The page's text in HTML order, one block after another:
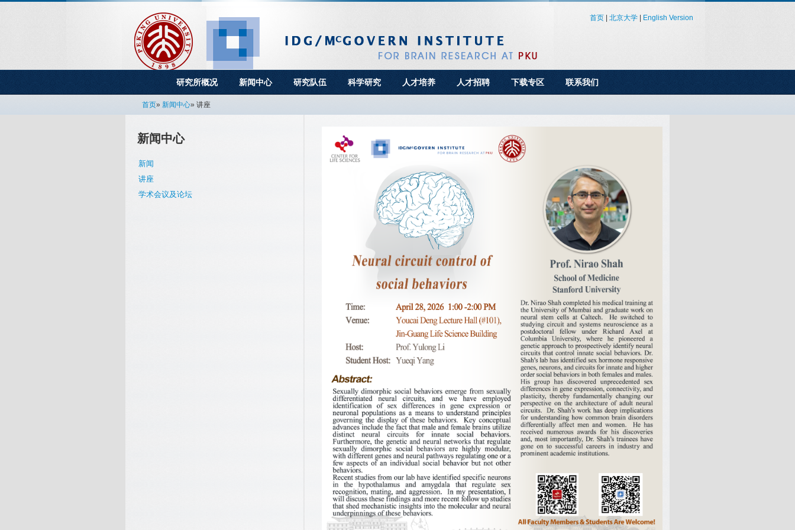
首页 北京大学 English Version
研究所概况 新闻中心 研究队伍 科学研究 人才培养 人才招聘 下载专区 联系我们
首页» 新闻中心» 讲座
新闻中心
新闻
讲座
学术会议及论坛